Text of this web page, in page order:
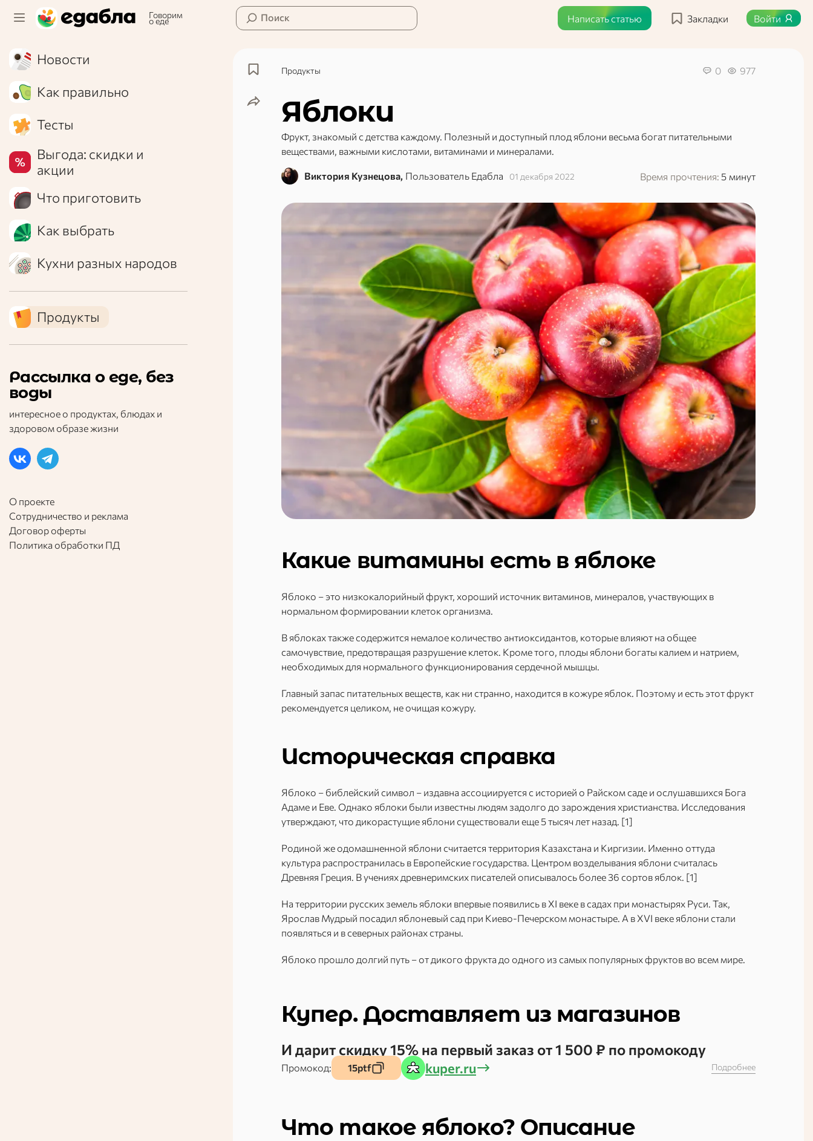
Говорим
о еде Поиск Написать статью Закладки Войти
Новости
Как правильно
Тесты
Выгода: скидки и
акции
Что приготовить
Как выбрать
Кухни разных народов
Продукты
Рассылка о еде, без
воды
интересное о продуктах, блюдах и
здоровом образе жизни
О проекте
Сотрудничество и реклама
Договор оферты
Политика обработки ПД
Продукты 0 977
Яблоки
Фрукт, знакомый с детства каждому. Полезный и доступный плод яблони весьма богат питательными
веществами, важными кислотами, витаминами и минералами.
Виктория Кузнецова, Пользователь Едабла 01 декабря 2022 Время прочтения: 5 минут
Какие витамины есть в яблоке
Яблоко – это низкокалорийный фрукт, хороший источник витаминов, минералов, участвующих в
нормальном формировании клеток организма.
В яблоках также содержится немалое количество антиоксидантов, которые влияют на общее
самочувствие, предотвращая разрушение клеток. Кроме того, плоды яблони богаты калием и натрием,
необходимых для нормального функционирования сердечной мышцы.
Главный запас питательных веществ, как ни странно, находится в кожуре яблок. Поэтому и есть этот фрукт
рекомендуется целиком, не очищая кожуру.
Историческая справка
Яблоко – библейский символ – издавна ассоциируется с историей о Райском саде и ослушавшихся Бога
Адаме и Еве. Однако яблоки были известны людям задолго до зарождения христианства. Исследования
утверждают, что дикорастущие яблони существовали еще 5 тысяч лет назад. [1]
Родиной же одомашненной яблони считается территория Казахстана и Киргизии. Именно оттуда
культура распространилась в Европейские государства. Центром возделывания яблони считалась
Древняя Греция. В учениях древнеримских писателей описывалось более 36 сортов яблок. [1]
На территории русских земель яблоки впервые появились в XI веке в садах при монастырях Руси. Так,
Ярослав Мудрый посадил яблоневый сад при Киево-Печерском монастыре. А в XVI веке яблони стали
появляться и в северных районах страны.
Яблоко прошло долгий путь – от дикого фрукта до одного из самых популярных фруктов во всем мире.
Купер. Доставляет из магазинов
И дарит скидку 15% на первый заказ от 1 500 ₽ по промокоду
Промокод: 15ptf kuper.ru Подробнее
Что такое яблоко? Описание